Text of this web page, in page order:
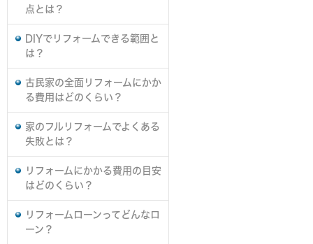
点とは？
DIYでリフォームできる範囲と
は？
古民家の全面リフォームにかか
る費用はどのくらい？
家のフルリフォームでよくある
失敗とは？
リフォームにかかる費用の目安
はどのくらい？
リフォームローンってどんなロ
ーン？